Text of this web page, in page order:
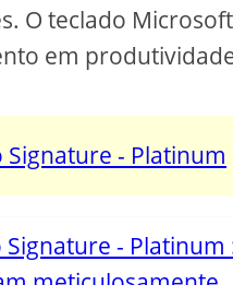
O teclado Microsoft
em
- Platinum